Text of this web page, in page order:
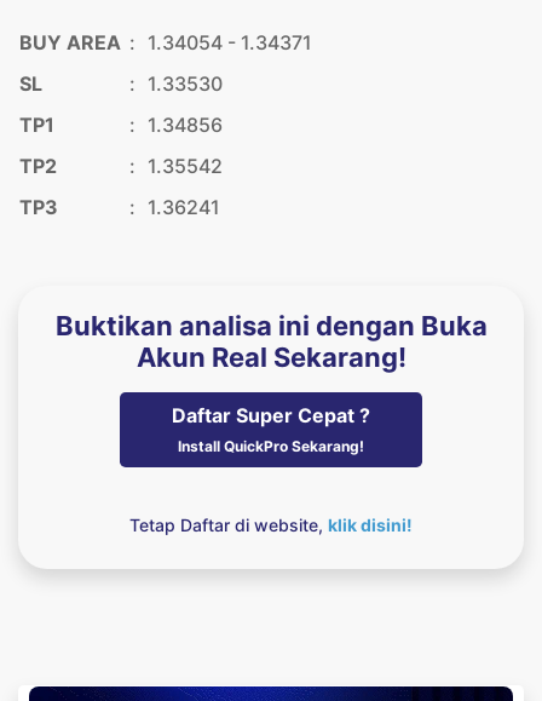
BUY AREA : 1.34054 - 1.34371
SL
: 1.33530
TP1
: 1.34856
TP2
: 1.35542
TP3
: 1.36241
Buktikan analisa ini dengan Buka
Akun Real Sekarang!
Daftar Super Cepat ?
Install QuickPro Sekarang!
Tetap Daftar di website, klik disini!